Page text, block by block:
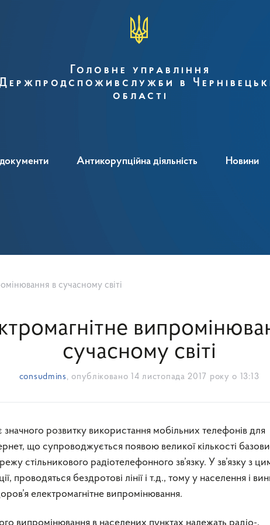
Головне управління
в
області
Антикорупційна діяльність Новини
в сучасному світі
сучасному світі
consudmins , опубліковано 14 листопада 2017 року о 13:13
що супроводжується появою великої кількості
стільникового радіотелефонного зв’язку. У зв’язку з
проводяться бездротові лінії і т.д., тому у населення і
електромагнітне випромінювання.